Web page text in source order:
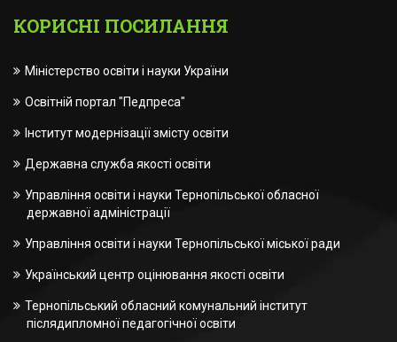
КОРИСНІ ПОСИЛАННЯ
Міністерство освіти і науки України
Освітній портал "Педпреса"
Інститут модернізації змісту освіти
Державна служба якості освіти
Управління освіти і науки Тернопільської обласної
державної адміністрації
Управління освіти і науки Тернопільської міської ради
Український центр оцінювання якості освіти
Тернопільський обласний комунальний інститут
післядипломної педагогічної освіти